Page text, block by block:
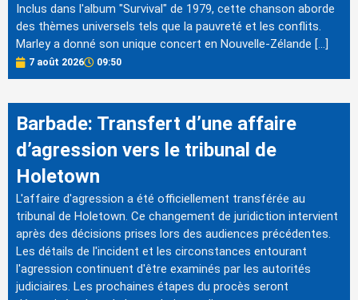
Inclus dans l'album "Survival" de 1979, cette chanson aborde
des thèmes universels tels que la pauvreté et les conflits.
Marley a donné son unique concert en Nouvelle-Zélande […]
7 août 2026 09:50
Barbade: Transfert d’une affaire
d’agression vers le tribunal de
Holetown
L'affaire d'agression a été officiellement transférée au
tribunal de Holetown. Ce changement de juridiction intervient
après des décisions prises lors des audiences précédentes.
Les détails de l'incident et les circonstances entourant
l'agression continuent d'être examinés par les autorités
judiciaires. Les prochaines étapes du procès seront